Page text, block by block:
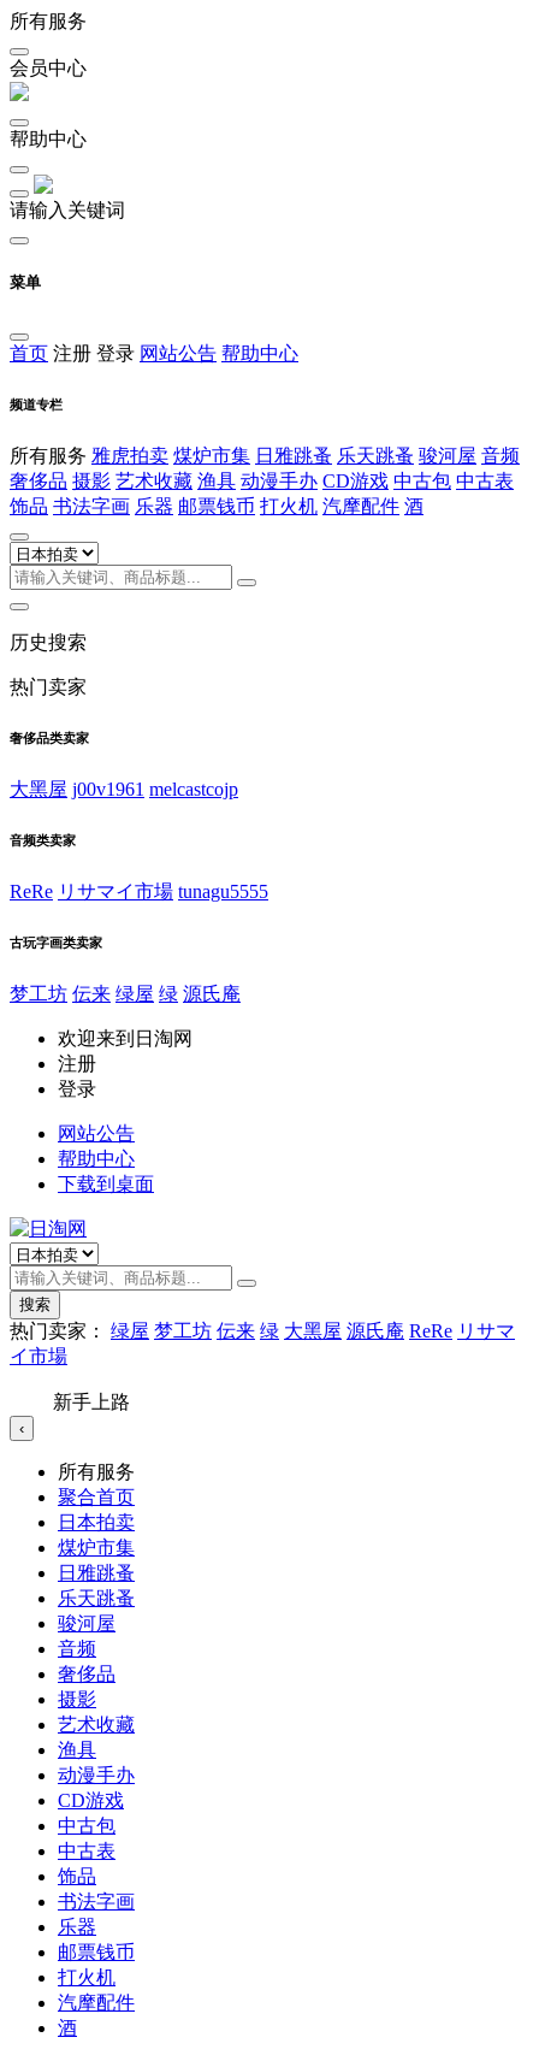
所有服务
会员中心
帮助中心
请输入关键词
菜单
首页 注册 登录 网站公告 帮助中心
频道专栏
所有服务 雅虎拍卖 煤炉市集 日雅跳蚤 乐天跳蚤 骏河屋 音频
奢侈品 摄影 艺术收藏 渔具 动漫手办 CD游戏 中古包 中古表
饰品 书法字画 乐器 邮票钱币 打火机 汽摩配件 酒
历史搜索
热门卖家
奢侈品类卖家
大黑屋 j00v1961 melcastcojp
音频类卖家
ReRe リサマイ市場 tunagu5555
古玩字画类卖家
梦工坊 伝来 绿屋 绿 源氏庵
欢迎来到日淘网
注册
登录
网站公告
帮助中心
下载到桌面
搜索
热门卖家： 绿屋 梦工坊 伝来 绿 大黑屋 源氏庵 ReRe リサマ
イ市場
新手上路
‹
所有服务
聚合首页
日本拍卖
煤炉市集
日雅跳蚤
乐天跳蚤
骏河屋
音频
奢侈品
摄影
艺术收藏
渔具
动漫手办
CD游戏
中古包
中古表
饰品
书法字画
乐器
邮票钱币
打火机
汽摩配件
酒